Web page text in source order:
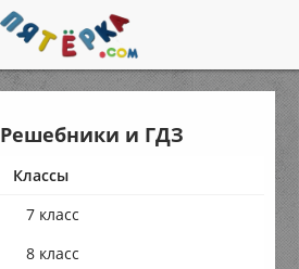
Решебники и ГДЗ
Классы
7 класс
8 класс